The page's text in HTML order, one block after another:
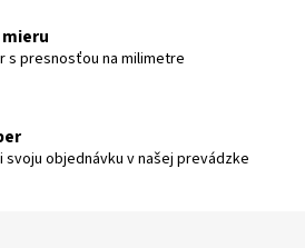
mieru
s presnosťou na milimetre
svoju objednávku v našej prevádzke